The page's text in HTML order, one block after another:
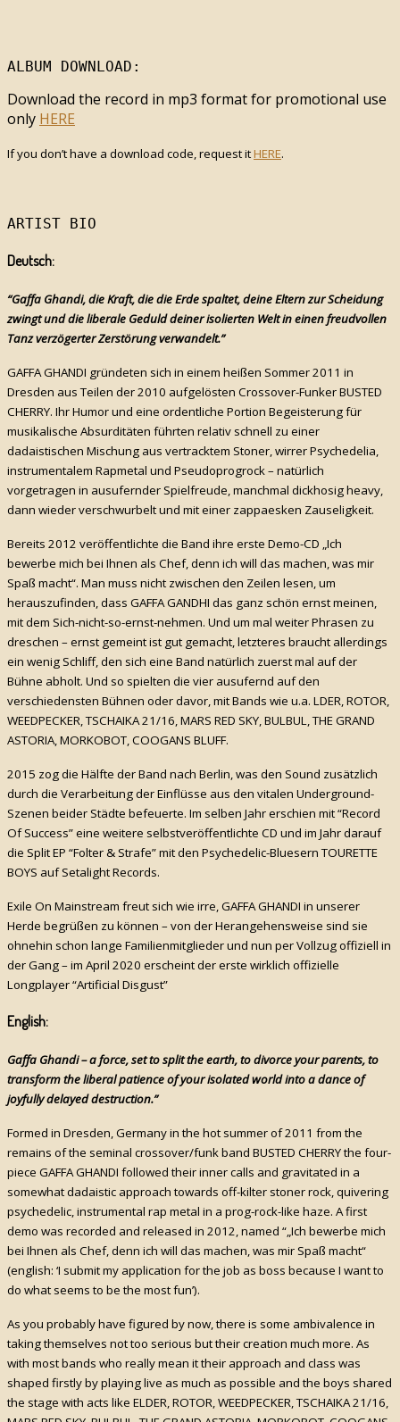
ALBUM DOWNLOAD:
Download the record in mp3 format for promotional use
only HERE
If you don’t have a download code, request itHERE.
ARTIST BIO
Deutsch:
“Gaffa Ghandi, die Kraft, die die Erde spaltet, deine Eltern zur Scheidung
zwingt und die liberale Geduld deiner isolierten Welt in einen freudvollen
Tanz verzögerter Zerstörung verwandelt.”
GAFFA GHANDI gründeten sich in einem heißen Sommer 2011 in
Dresden aus Teilen der 2010 aufgelösten Crossover-Funker BUSTED
CHERRY. Ihr Humor und eine ordentliche Portion Begeisterung für
musikalische Absurditäten führten relativ schnell zu einer
dadaistischen Mischung aus vertracktem Stoner, wirrer Psychedelia,
instrumentalem Rapmetal und Pseudoprogrock – natürlich
vorgetragen in ausufernder Spielfreude, manchmal dickhosig heavy,
dann wieder verschwurbelt und mit einer zappaesken Zauseligkeit.
Bereits 2012 veröffentlichte die Band ihre erste Demo-CD „Ich
bewerbe mich bei Ihnen als Chef, denn ich will das machen, was mir
Spaß macht“. Man muss nicht zwischen den Zeilen lesen, um
herauszufinden, dass GAFFA GANDHI das ganz schön ernst meinen,
mit dem Sich-nicht-so-ernst-nehmen. Und um mal weiter Phrasen zu
dreschen – ernst gemeint ist gut gemacht, letzteres braucht allerdings
ein wenig Schliff, den sich eine Band natürlich zuerst mal auf der
Bühne abholt. Und so spielten die vier ausufernd auf den
verschiedensten Bühnen oder davor, mit Bands wie u.a. LDER, ROTOR,
WEEDPECKER, TSCHAIKA 21/16, MARS RED SKY, BULBUL, THE GRAND
ASTORIA, MORKOBOT, COOGANS BLUFF.
2015 zog die Hälfte der Band nach Berlin, was den Sound zusätzlich
durch die Verarbeitung der Einflüsse aus den vitalen Underground-
Szenen beider Städte befeuerte. Im selben Jahr erschien mit “Record
Of Success” eine weitere selbstveröffentlichte CD und im Jahr darauf
die Split EP “Folter & Strafe” mit den Psychedelic-Bluesern TOURETTE
BOYS auf Setalight Records.
Exile On Mainstream freut sich wie irre, GAFFA GHANDI in unserer
Herde begrüßen zu können – von der Herangehensweise sind sie
ohnehin schon lange Familienmitglieder und nun per Vollzug offiziell in
der Gang – im April 2020 erscheint der erste wirklich offizielle
Longplayer “Artificial Disgust”
English:
Gaffa Ghandi – a force, set to split the earth, to divorce your parents, to
transform the liberal patience of your isolated world into a dance of
joyfully delayed destruction.”
Formed in Dresden, Germany in the hot summer of 2011 from the
remains of the seminal crossover/funk band BUSTED CHERRY the four-
piece GAFFA GHANDI followed their inner calls and gravitated in a
somewhat dadaistic approach towards off-kilter stoner rock, quivering
psychedelic, instrumental rap metal in a prog-rock-like haze. A first
demo was recorded and released in 2012, named “„Ich bewerbe mich
bei Ihnen als Chef, denn ich will das machen, was mir Spaß macht“
(english: ‘I submit my application for the job as boss because I want to
do what seems to be the most fun’).
As you probably have figured by now, there is some ambivalence in
taking themselves not too serious but their creation much more. As
with most bands who really mean it their approach and class was
shaped firstly by playing live as much as possible and the boys shared
the stage with acts like ELDER, ROTOR, WEEDPECKER, TSCHAIKA 21/16,